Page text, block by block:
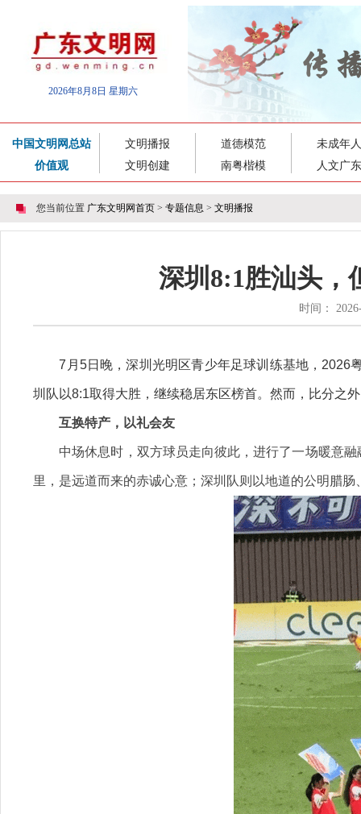
2026年8月8日 星期六
中国文明网总站
价值观
文明播报
文明创建
道德模范
南粤楷模
未成年人
人文广东
您当前位置 广东文明网首页 > 专题信息 > 文明播报
深圳8:1胜汕头，
时间：
7月5日晚，深圳光明区青少年足球训练基地，2026
圳队以8:1取得大胜，继续稳居东区榜首。然而，比分之
互换特产，以礼会友
中场休息时，双方球员走向彼此，进行了一场暖意融
里，是远道而来的赤诚心意；深圳队则以地道的公明腊